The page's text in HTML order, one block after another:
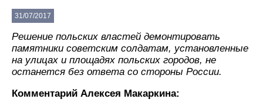
31/07/2017
Решение польских властей демонтировать
памятники советским солдатам, установленные
на улицах и площадях польских городов, не
останется без ответа со стороны России.
Комментарий Алексея Макаркина: